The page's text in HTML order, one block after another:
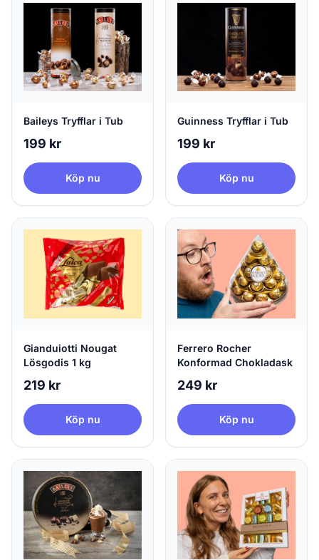
Baileys Tryfflar i Tub
199 kr
Köp nu
Guinness Tryfflar i Tub
199 kr
Köp nu
Gianduiotti Nougat
Lösgodis 1 kg
219 kr
Köp nu
Ferrero Rocher
Konformad Chokladask
249 kr
Köp nu